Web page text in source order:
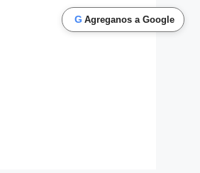
G Agreganos a Google